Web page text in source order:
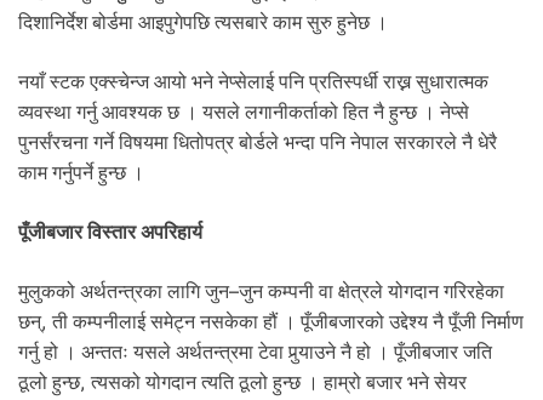
दिशानिर्देश बोर्डमा आइपुगेपछि त्यसबारे काम सुरु हुनेछ ।
नयाँ स्टक एक्स्चेन्ज आयो भने नेप्सेलाई पनि प्रतिस्पर्धी राख्न सुधारात्मक
व्यवस्था गर्नु आवश्यक छ । यसले लगानीकर्ताको हित नै हुन्छ । नेप्से
पुनर्संरचना गर्ने विषयमा धितोपत्र बोर्डले भन्दा पनि नेपाल सरकारले नै धेरै
काम गर्नुपर्ने हुन्छ ।
पूँजीबजार विस्तार अपरिहार्य
मुलुकको अर्थतन्त्रका लागि जुन–जुन कम्पनी वा क्षेत्रले योगदान गरिरहेका
छन्, ती कम्पनीलाई समेट्न नसकेका हौं । पूँजीबजारको उद्देश्य नै पूँजी निर्माण
गर्नु हो । अन्ततः यसले अर्थतन्त्रमा टेवा पुर्‍याउने नै हो । पूँजीबजार जति
ठूलो हुन्छ, त्यसको योगदान त्यति ठूलो हुन्छ । हाम्रो बजार भने सेयर